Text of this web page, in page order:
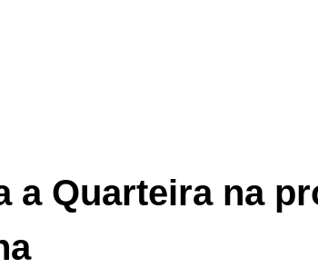
a Quarteira na